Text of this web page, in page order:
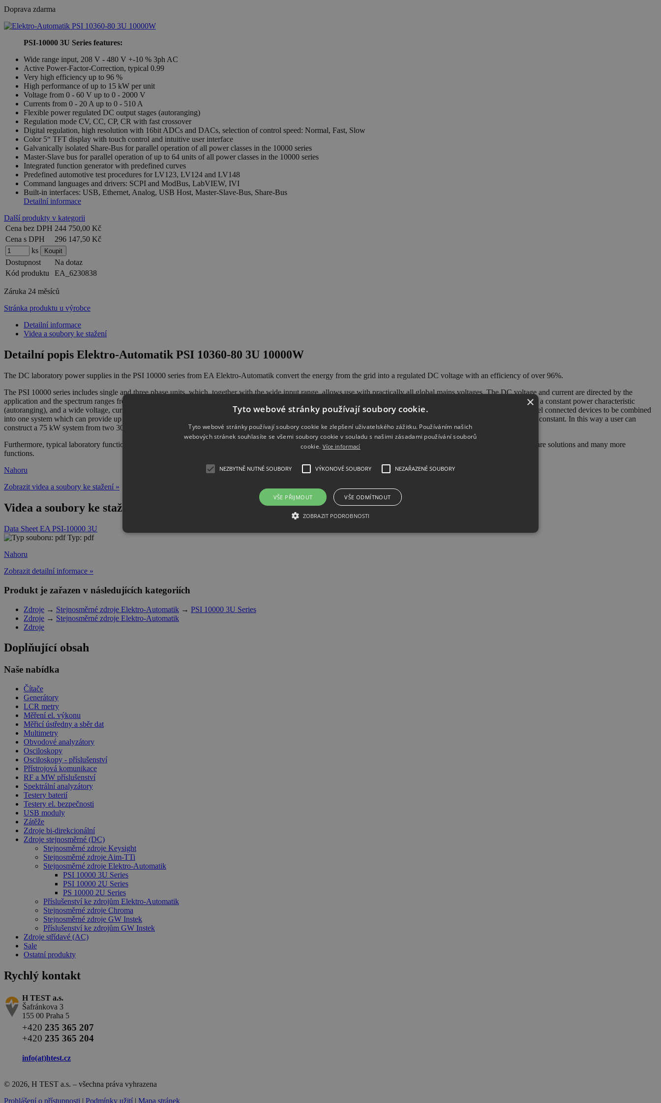
Doprava zdarma
PSI-10000 3U Series features:
Wide range input, 208 V - 480 V +-10 % 3ph AC
Active Power-Factor-Correction, typical 0.99
Very high efficiency up to 96 %
High performance of up to 15 kW per unit
Voltage from 0 - 60 V up to 0 - 2000 V
Currents from 0 - 20 A up to 0 - 510 A
Flexible power regulated DC output stages (autoranging)
Regulation mode CV, CC, CP, CR with fast crossover
Digital regulation, high resolution with 16bit ADCs and DACs, selection of control speed: Normal, Fast, Slow
Color 5“ TFT display with touch control and intuitive user interface
Galvanically isolated Share-Bus for parallel operation of all power classes in the 10000 series
Master-Slave bus for parallel operation of up to 64 units of all power classes in the 10000 series
Integrated function generator with predefined curves
Predefined automotive test procedures for LV123, LV124 and LV148
Command languages and drivers: SCPI and ModBus, LabVIEW, IVI
Built-in interfaces: USB, Ethernet, Analog, USB Host, Master-Slave-Bus, Share-Bus
Detailní informace
Další produkty v kategorii
Cena bez DPH 244 750,00 Kč
Cena s DPH
296 147,50 Kč
ks
Dostupnost
Na dotaz
Kód produktu
EA_6230838
Záruka 24 měsíců
Stránka produktu u výrobce
Detailní informace
Videa a soubory ke stažení
Detailní popis Elektro-Automatik PSI 10360-80 3U 10000W
The DC laboratory power supplies in the PSI 10000 series from EA Elektro-Automatik convert the energy from the grid into a regulated DC voltage with an efficiency of over 96%.
The PSI 10000 series includes single and three phase units, which, together with the wide input range, allows use with practically all global mains voltages. The DC voltage and current are directed by the
application and the spectrum ranges from 0 - 60 V to 0 - 2000 V and from 0 - 6 A up to 0 - 1000 A in a single device. The DC supply operates as a flexible output stage with a constant power characteristic
(autoranging), and a wide voltage, current and power range. To achieve higher power and current all units are equipped with a master-slave bus. This enables up to 64 parallel connected devices to be combined
into one system which can provide up to 1920 W and 64000 A. Such a system works as a single unit and can use different power classes, only the voltage class must remain constant. In this way a user can
construct a 75 kW system from two 30 kW and one 15 kW devices from the PSI 10000 range.
Furthermore, typical laboratory functionality is provided. This includes an extensive function generator, alarm and warning management, assorted interfaces and ports, software solutions and many more
functions.
Nahoru
Zobrazit videa a soubory ke stažení »
Videa a soubory ke stažení Elektro-Automatik PSI 10360-80 3U 10000W
Data Sheet EA PSI-10000 3U
Typ: pdf
Nahoru
Zobrazit detailní informace »
Produkt je zařazen v následujících kategoriích
Zdroje → Stejnosměrné zdroje Elektro-Automatik → PSI 10000 3U Series
Zdroje → Stejnosměrné zdroje Elektro-Automatik
Zdroje
Doplňující obsah
Naše nabídka
Čítače
Generátory
LCR metry
Měření el. výkonu
Měřicí ústředny a sběr dat
Multimetry
Obvodové analyzátory
Osciloskopy
Osciloskopy - příslušenství
Přístrojová komunikace
RF a MW příslušenství
Spektrální analyzátory
Testery baterií
Testery el. bezpečnosti
USB moduly
Zátěže
Zdroje bi-direkcionální
Zdroje stejnosměrné (DC)
Stejnosměrné zdroje Keysight
Stejnosměrné zdroje Aim-TTi
Stejnosměrné zdroje Elektro-Automatik
PSI 10000 3U Series
PSI 10000 2U Series
PS 10000 2U Series
Příslušenství ke zdrojům Elektro-Automatik
Stejnosměrné zdroje Chroma
Stejnosměrné zdroje GW Instek
Příslušenství ke zdrojům GW Instek
Zdroje střídavé (AC)
Sale
Ostatní produkty
Rychlý kontakt
H TEST a.s.
Šafránkova 3
155 00 Praha 5
+420 235 365 207
+420 235 365 204
info(at)htest.cz
© 2026, H TEST a.s. – všechna práva vyhrazena
Prohlášení o přístupnosti | Podmínky užití | Mapa stránek
×
Tyto webové stránky používají soubory cookie.
Tyto webové stránky používají soubory cookie ke zlepšení uživatelského zážitku. Používáním našich
webových stránek souhlasíte se všemi soubory cookie v souladu s našimi zásadami používání souborů
cookie. Více informací
NEZBYTNĚ NUTNÉ SOUBORY VÝKONOVÉ SOUBORY NEZAŘAZENÉ SOUBORY
VŠE PŘIJMOUT VŠE ODMÍTNOUT
ZOBRAZIT PODROBNOSTI